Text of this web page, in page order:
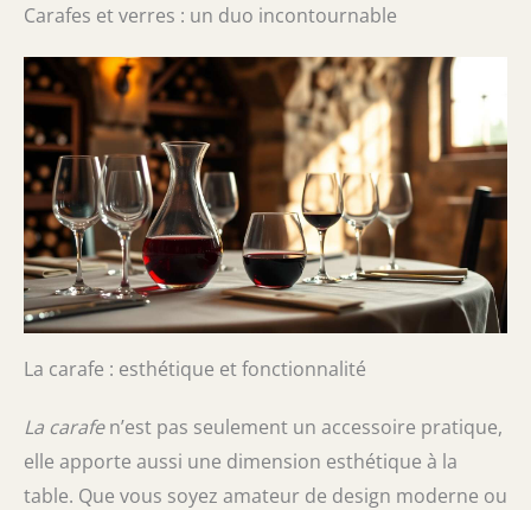
Carafes et verres : un duo incontournable
La carafe : esthétique et fonctionnalité
La carafen’est pas seulement un accessoire pratique,
elle apporte aussi une dimension esthétique à la
table. Que vous soyez amateur de design moderne ou